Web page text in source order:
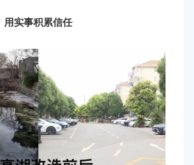
用实事积累信任